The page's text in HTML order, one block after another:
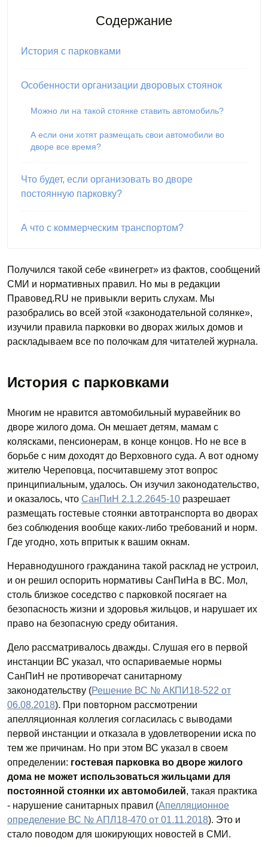
Содержание
История с парковками
Особенности организации дворовых стоянок
Можно ли на такой стоянке ставить автомобиль?
А если они хотят размещать свои автомобили во
дворе все время?
Что будет, если организовать во дворе
постоянную парковку?
А что с коммерческим транспортом?
Получился такой себе «винегрет» из фактов, сообщений
СМИ и нормативных правил. Но мы в редакции
Правовед.RU не привыкли верить слухам. Мы
разобрались во всей этой «законодательной солянке»,
изучили правила парковки во дворах жилых домов и
раскладываем все по полочкам для читателей журнала.
История с парковками
Многим не нравится автомобильный муравейник во
дворе жилого дома. Он мешает детям, мамам с
колясками, пенсионерам, в конце концов. Но не все в
борьбе с ним доходят до Верховного суда. А вот одному
жителю Череповца, посчитавшему этот вопрос
принципиальным, удалось. Он изучил законодательство,
и оказалось, что СанПиН 2.1.2.2645-10 разрешает
размещать гостевые стоянки автотранспорта во дворах
без соблюдения вообще каких-либо требований и норм.
Где угодно, хоть впритык к вашим окнам.
Неравнодушного гражданина такой расклад не устроил,
и он решил оспорить нормативы СанПиНа в ВС. Мол,
столь близкое соседство с парковкой посягает на
безопасность жизни и здоровья жильцов, и нарушает их
право на безопасную среду обитания.
Дело рассматривалось дважды. Слушая его в первой
инстанции ВС указал, что оспариваемые нормы
СанПиН не противоречат санитарному
законодательству (Решение ВС № АКПИ18-522 от
06.08.2018). При повторном рассмотрении
апелляционная коллегия согласилась с выводами
первой инстанции и отказала в удовлетворении иска по
тем же причинам. Но при этом ВС указал в своем
определении: гостевая парковка во дворе жилого
дома не может использоваться жильцами для
постоянной стоянки их автомобилей, такая практика
- нарушение санитарных правил (Апелляционное
определение ВС № АПЛ18-470 от 01.11.2018). Это и
стало поводом для шокирующих новостей в СМИ.